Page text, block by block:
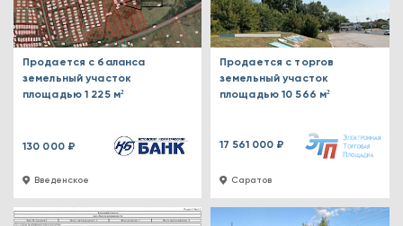
Введенское
Продается с баланса
земельный участок
площадью 1 225 м²
130 000 ₽
Саратов
Продается с торгов
земельный участок
площадью 10 566 м²
17 561 000 ₽